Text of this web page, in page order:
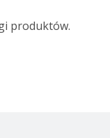
produktów.